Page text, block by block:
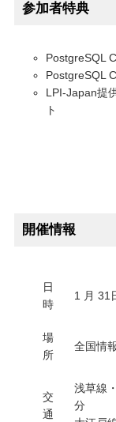
参加者特典
PostgreSQL
PostgreSQL
LPI-Japan提
ト
開催情報
日
時
1 月 31
場
所
全国情
交
通
浅草線
分